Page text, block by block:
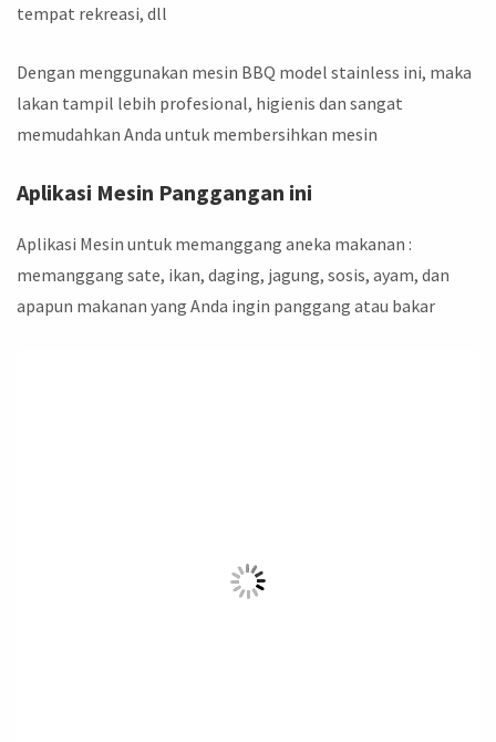
tempat rekreasi, dll
Dengan menggunakan mesin BBQ model stainless ini, maka
lakan tampil lebih profesional, higienis dan sangat
memudahkan Anda untuk membersihkan mesin
Aplikasi Mesin Panggangan ini
Aplikasi Mesin untuk memanggang aneka makanan :
memanggang sate, ikan, daging, jagung, sosis, ayam, dan
apapun makanan yang Anda ingin panggang atau bakar